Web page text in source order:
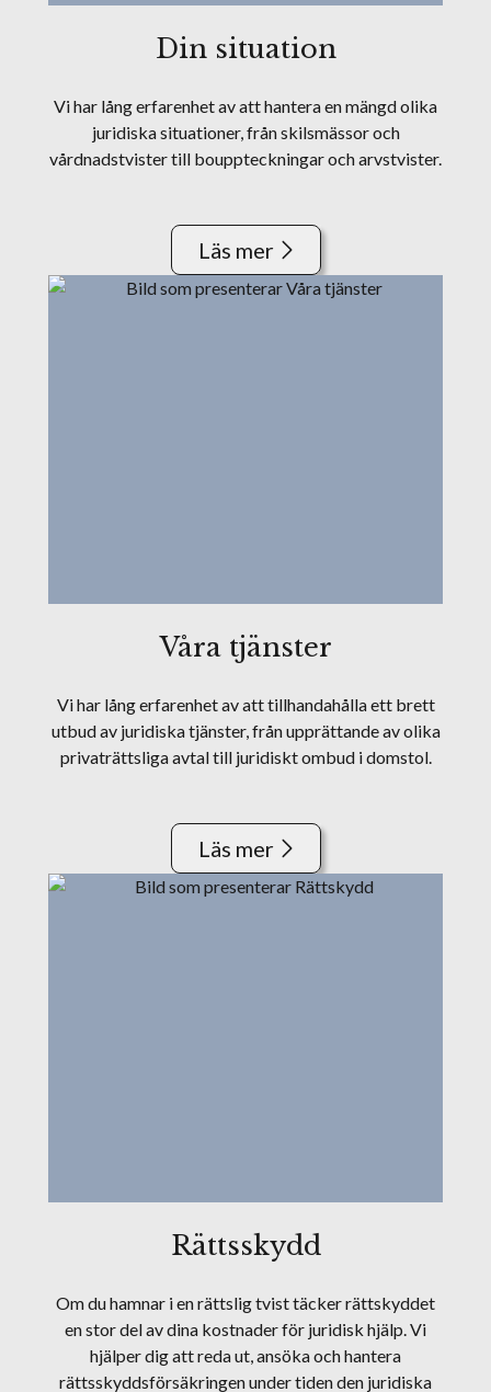
Din situation
Vi har lång erfarenhet av att hantera en mängd olika
juridiska situationer, från skilsmässor och
vårdnadstvister till bouppteckningar och arvstvister.
Läs mer
Våra tjänster
Vi har lång erfarenhet av att tillhandahålla ett brett
utbud av juridiska tjänster, från upprättande av olika
privaträttsliga avtal till juridiskt ombud i domstol.
Läs mer
Rättsskydd
Om du hamnar i en rättslig tvist täcker rättskyddet
en stor del av dina kostnader för juridisk hjälp. Vi
hjälper dig att reda ut, ansöka och hantera
rättsskyddsförsäkringen under tiden den juridiska